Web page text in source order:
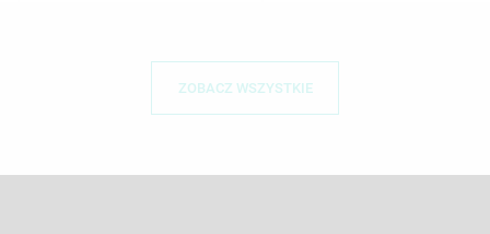
ZOBACZ WSZYSTKIE